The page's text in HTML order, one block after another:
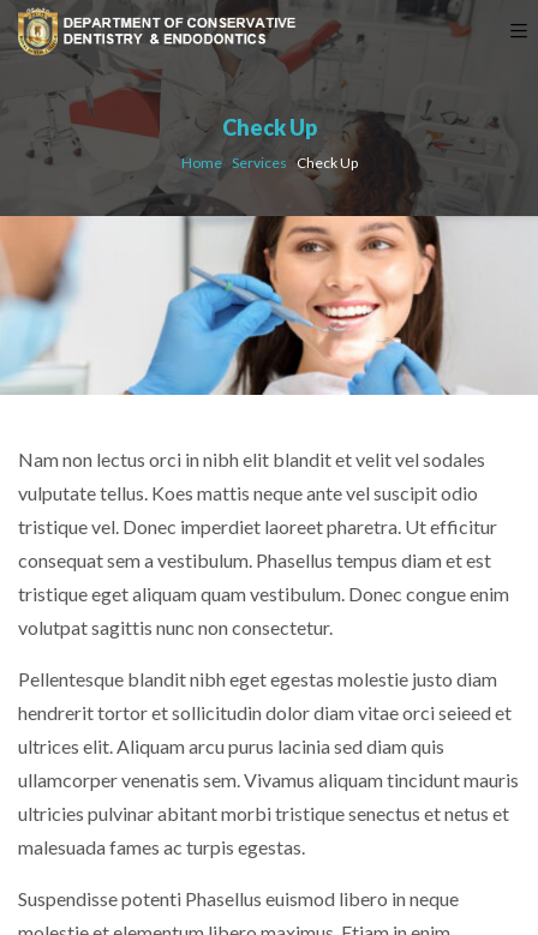
Check Up
Home› Services ›Check Up
Nam non lectus orci in nibh elit blandit et velit vel sodales
vulputate tellus. Koes mattis neque ante vel suscipit odio
tristique vel. Donec imperdiet laoreet pharetra. Ut efficitur
consequat sem a vestibulum. Phasellus tempus diam et est
tristique eget aliquam quam vestibulum. Donec congue enim
volutpat sagittis nunc non consectetur.
Pellentesque blandit nibh eget egestas molestie justo diam
hendrerit tortor et sollicitudin dolor diam vitae orci seieed et
ultrices elit. Aliquam arcu purus lacinia sed diam quis
ullamcorper venenatis sem. Vivamus aliquam tincidunt mauris
ultricies pulvinar abitant morbi tristique senectus et netus et
malesuada fames ac turpis egestas.
Suspendisse potenti Phasellus euismod libero in neque